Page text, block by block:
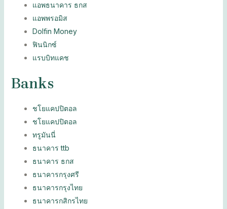
แอพธนาคาร ธกส
แอพพรอมิส
Dolfin Money
ฟินนิกซ์
แรบบิทแคช
Banks
ชโยแคปปิตอล
ชโยแคปปิตอล
ทรูมันนี่
ธนาคาร ttb
ธนาคาร ธกส
ธนาคารกรุงศรี
ธนาคารกรุงไทย
ธนาคารกสิกรไทย